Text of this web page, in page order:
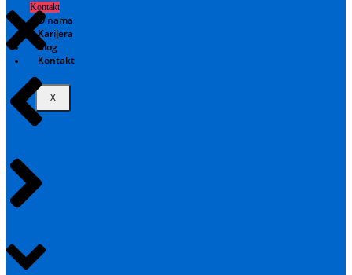
Kontakt
O nama
Karijera
Blog
Kontakt
X